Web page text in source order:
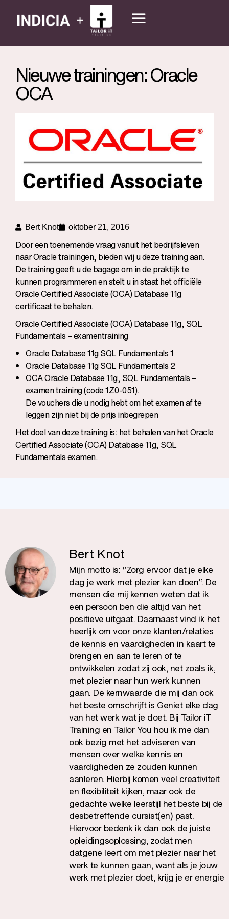
Nieuwe trainingen: Oracle
OCA
Bert Knot oktober 21, 2016
Door een toenemende vraag vanuit het bedrijfsleven
naar Oracle trainingen, bieden wij u deze training aan.
De training geeft u de bagage om in de praktijk te
kunnen programmeren en stelt u in staat het officiële
Oracle Certified Associate (OCA) Database 11g
certificaat te behalen.
Oracle Certified Associate (OCA) Database 11g, SQL
Fundamentals – examentraining
Oracle Database 11g SQL Fundamentals 1
Oracle Database 11g SQL Fundamentals 2
OCA Oracle Database 11g, SQL Fundamentals –
examen training (code 1Z0-051).
De vouchers die u nodig hebt om het examen af te
leggen zijn niet bij de prijs inbegrepen
Het doel van deze training is: het behalen van het Oracle
Certified Associate (OCA) Database 11g, SQL
Fundamentals examen.
Bert Knot
Mijn motto is: ‘’Zorg ervoor dat je elke
dag je werk met plezier kan doen’’. De
mensen die mij kennen weten dat ik
een persoon ben die altijd van het
positieve uitgaat. Daarnaast vind ik het
heerlijk om voor onze klanten/relaties
de kennis en vaardigheden in kaart te
brengen en aan te leren of te
ontwikkelen zodat zij ook, net zoals ik,
met plezier naar hun werk kunnen
gaan. De kernwaarde die mij dan ook
het beste omschrijft is Geniet elke dag
van het werk wat je doet. Bij Tailor iT
Training en Tailor You hou ik me dan
ook bezig met het adviseren van
mensen over welke kennis en
vaardigheden ze zouden kunnen
aanleren. Hierbij komen veel creativiteit
en flexibiliteit kijken, maar ook de
gedachte welke leerstijl het beste bij de
desbetreffende cursist(en) past.
Hiervoor bedenk ik dan ook de juiste
opleidingsoplossing, zodat men
datgene leert om met plezier naar het
werk te kunnen gaan, want als je jouw
werk met plezier doet, krijg je er energie